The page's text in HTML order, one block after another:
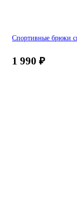
Спортивные брюки
1 990 ₽